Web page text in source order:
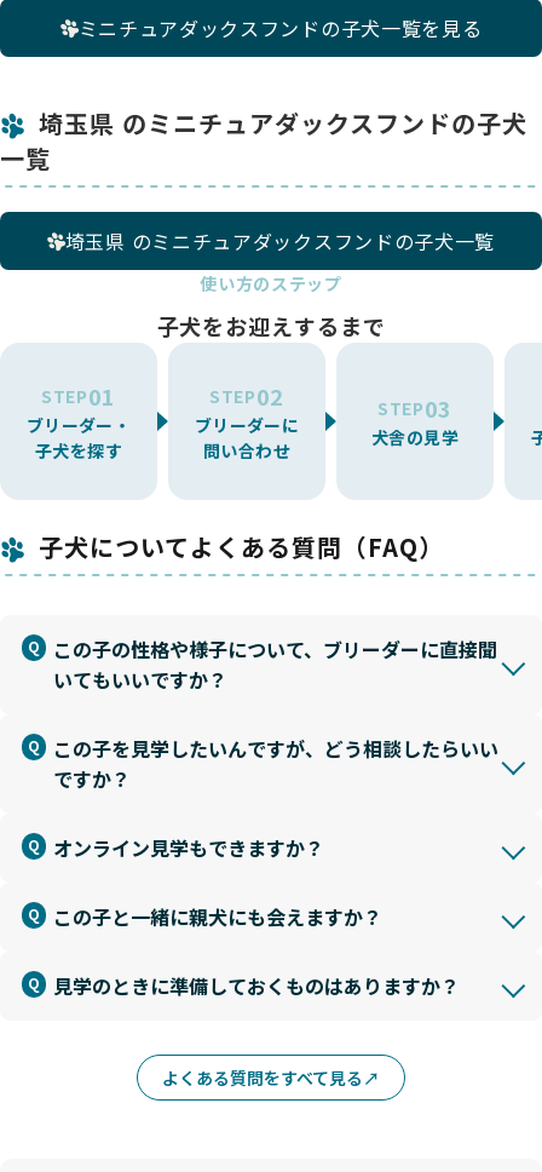
ミニチュアダックスフンドの子犬一覧を見る
埼玉県 のミニチュアダックスフンドの子犬
一覧
埼玉県 のミニチュアダックスフンドの子犬一覧
使い方のステップ
子犬をお迎えするまで
STEP01
ブリーダー・
子犬を探す
STEP02
ブリーダーに
問い合わせ
STEP03
犬舎の見学
子犬についてよくある質問（FAQ）
この子の性格や様子について、ブリーダーに直接聞
いてもいいですか？
この子を見学したいんですが、どう相談したらいい
ですか？
オンライン見学もできますか？
この子と一緒に親犬にも会えますか？
見学のときに準備しておくものはありますか？
よくある質問をすべて見る